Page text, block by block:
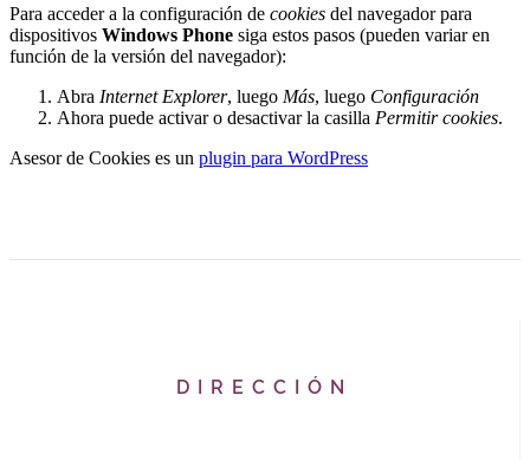
Para acceder a la configuración de cookies del navegador para
dispositivos Windows Phone siga estos pasos (pueden variar en
función de la versión del navegador):
Abra Internet Explorer, luego Más, luego Configuración
Ahora puede activar o desactivar la casilla Permitir cookies.
Asesor de Cookies es un plugin para WordPress
DIRECCIÓN